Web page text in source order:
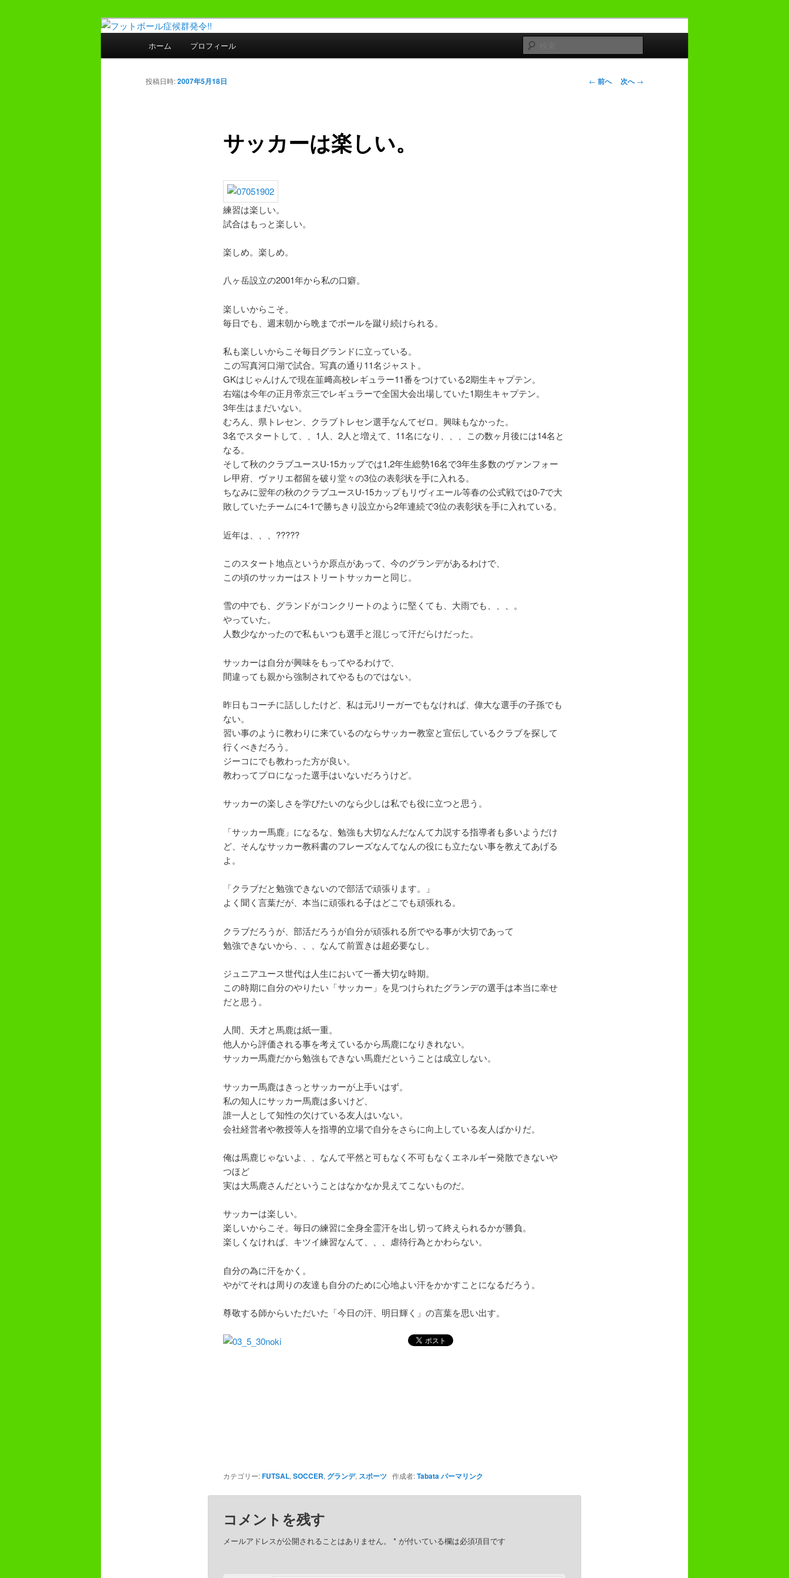
フットボール症候群発令!!
プレーヤー48年・監督30年のおやじが勝手にサッカーの事書いています。
索
ホーム プロフィール
投
← 前へ 次へ→
サッカーは楽しい。
投稿日時:2007年5月18日
練習は楽しい。
試合はもっと楽しい。
楽しめ。楽しめ。
八ヶ岳設立の2001年から私の口癖。
楽しいからこそ。
毎日でも、週末朝から晩までボールを蹴り続けられる。
私も楽しいからこそ毎日グランドに立っている。
この写真河口湖で試合。写真の通り11名ジャスト。
GKはじゃんけんで現在韮﨑高校レギュラー11番をつけている2期生キャプテン。
右端は今年の正月帝京三でレギュラーで全国大会出場していた1期生キャプテン。
3年生はまだいない。
むろん、県トレセン、クラブトレセン選手なんてゼロ。興味もなかった。
3名でスタートして、、1人、2人と増えて、11名になり、、、この数ヶ月後には14名と
なる。
そして秋のクラブユースU-15カップでは1,2年生総勢16名で3年生多数のヴァンフォー
レ甲府、ヴァリエ都留を破り堂々の3位の表彰状を手に入れる。
ちなみに翌年の秋のクラブユースU-15カップもリヴィエール等春の公式戦では0-7で大
敗していたチームに4-1で勝ちきり設立から2年連続で3位の表彰状を手に入れている。
近年は、、、?????
このスタート地点というか原点があって、今のグランデがあるわけで、
この頃のサッカーはストリートサッカーと同じ。
雪の中でも、グランドがコンクリートのように堅くても、大雨でも、、、。
やっていた。
人数少なかったので私もいつも選手と混じって汗だらけだった。
サッカーは自分が興味をもってやるわけで、
間違っても親から強制されてやるものではない。
昨日もコーチに話ししたけど、私は元Jリーガーでもなければ、偉大な選手の子孫でも
ない。
習い事のように教わりに来ているのならサッカー教室と宣伝しているクラブを探して
行くべきだろう。
ジーコにでも教わった方が良い。
教わってプロになった選手はいないだろうけど。
サッカーの楽しさを学びたいのなら少しは私でも役に立つと思う。
「サッカー馬鹿」になるな、勉強も大切なんだなんて力説する指導者も多いようだけ
ど、そんなサッカー教科書のフレーズなんてなんの役にも立たない事を教えてあげる
よ。
「クラブだと勉強できないので部活で頑張ります。」
よく聞く言葉だが、本当に頑張れる子はどこでも頑張れる。
クラブだろうが、部活だろうが自分が頑張れる所でやる事が大切であって
勉強できないから、、、なんて前置きは超必要なし。
ジュニアユース世代は人生において一番大切な時期。
この時期に自分のやりたい「サッカー」を見つけられたグランデの選手は本当に幸せ
だと思う。
人間、天才と馬鹿は紙一重。
他人から評価される事を考えているから馬鹿になりきれない。
サッカー馬鹿だから勉強もできない馬鹿だということは成立しない。
サッカー馬鹿はきっとサッカーが上手いはず。
私の知人にサッカー馬鹿は多いけど、
誰一人として知性の欠けている友人はいない。
会社経営者や教授等人を指導的立場で自分をさらに向上している友人ばかりだ。
俺は馬鹿じゃないよ、、なんて平然と可もなく不可もなくエネルギー発散できないや
つほど
実は大馬鹿さんだということはなかなか見えてこないものだ。
サッカーは楽しい。
楽しいからこそ。毎日の練習に全身全霊汗を出し切って終えられるかが勝負。
楽しくなければ、キツイ練習なんて、、、虐待行為とかわらない。
自分の為に汗をかく。
やがてそれは周りの友達も自分のために心地よい汗をかかすことになるだろう。
尊敬する師からいただいた「今日の汗、明日輝く」の言葉を思い出す。
カテゴリー:FUTSAL, SOCCER, グランデ, スポーツ作成者:Tabata パーマリンク
コメントを残す
メールアドレスが公開されることはありません。 *が付いている欄は必須項目です